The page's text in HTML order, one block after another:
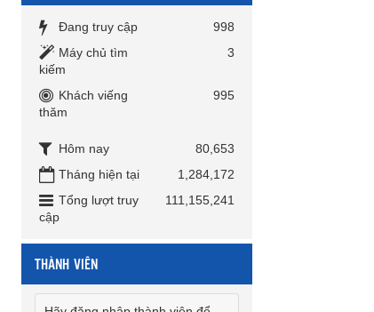
Đang truy cập
998
Máy chủ tìm
kiếm
3
Khách viếng
thăm
995
Hôm nay
80,653
Tháng hiện tại
1,284,172
Tổng lượt truy
cập
111,155,241
THÀNH VIÊN